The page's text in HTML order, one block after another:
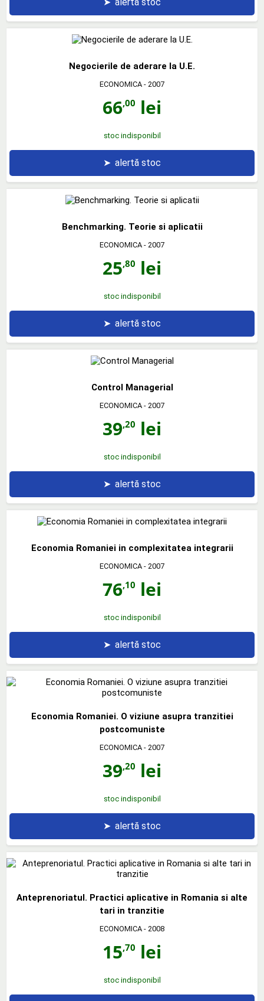
Negocierile de aderare la U.E.
ECONOMICA - 2007
66,00 lei
stoc indisponibil
➤ alertă stoc
Benchmarking. Teorie si aplicatii
ECONOMICA - 2007
25,80 lei
stoc indisponibil
➤ alertă stoc
Control Managerial
ECONOMICA - 2007
39,20 lei
stoc indisponibil
➤ alertă stoc
Economia Romaniei in complexitatea integrarii
ECONOMICA - 2007
76,10 lei
stoc indisponibil
➤ alertă stoc
Economia Romaniei. O viziune asupra tranzitiei
postcomuniste
ECONOMICA - 2007
39,20 lei
stoc indisponibil
➤ alertă stoc
Anteprenoriatul. Practici aplicative in Romania si alte
tari in tranzitie
ECONOMICA - 2008
15,70 lei
stoc indisponibil